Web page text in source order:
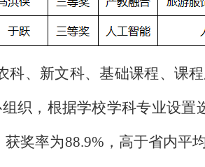
科、新文科、基础课程、课
织，根据学校学科专业设置
奖率为88.9%，高于省内平